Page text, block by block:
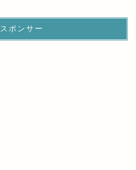
スポンサー